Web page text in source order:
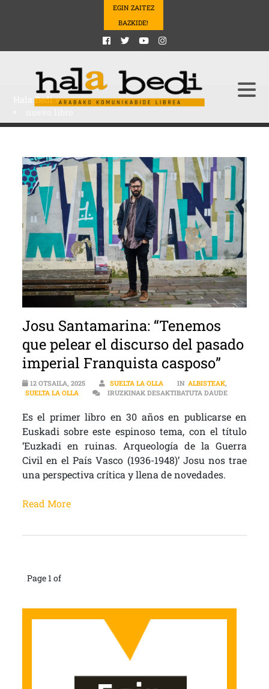
EGIN ZAITEZ
BAZKIDE!
Hala Bedi>
Josu Santamarina: “Tenemos
que pelear el discurso del pasado
imperial Franquista casposo”
12 OTSAILA, 2025 SUELTA LA OLLA IN ALBISTEAK,
SUELTA LA OLLA
IRUZKINAK DESAKTIBATUTA DAUDEJOSU
Es el primer libro en 30 años en publicarse en
Euskadi sobre este espinoso tema, con el título
‘Euzkadi en ruinas. Arqueología de la Guerra
Civil en el País Vasco (1936-1948)’ Josu nos trae
una perspectiva crítica y llena de novedades.
Read More
Page 1 of